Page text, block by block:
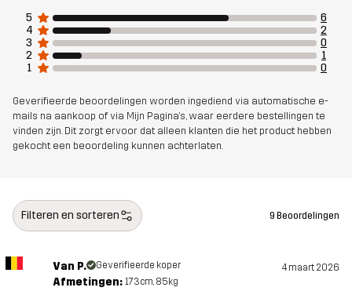
5
6
4
2
3
0
2
1
1
0
Geverifieerde beoordelingen worden ingediend via automatische e-
mails na aankoop of via Mijn Pagina's, waar eerdere bestellingen te
vinden zijn. Dit zorgt ervoor dat alleen klanten die het product hebben
gekocht een beoordeling kunnen achterlaten.
Filteren en sorteren 9 Beoordelingen
Van P. Geverifieerde koper 4 maart 2026
Afmetingen: 173cm, 85kg